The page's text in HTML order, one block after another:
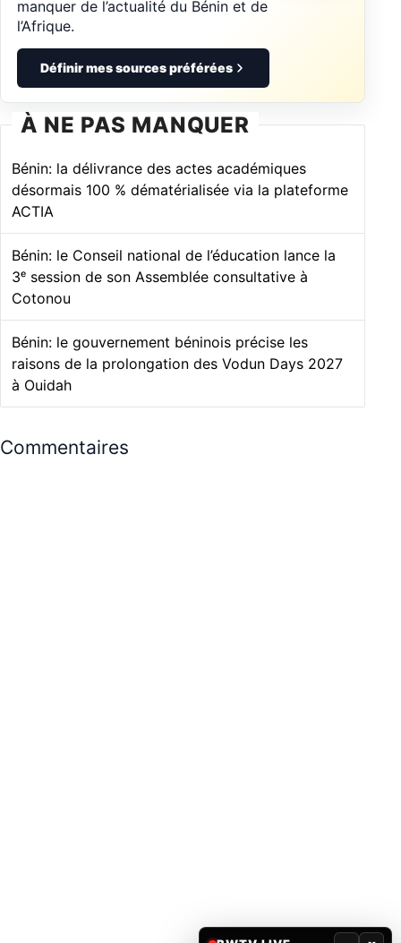
manquer de l’actualité du Bénin et de
l’Afrique.
Définir mes sources préférées
À NE PAS MANQUER
Bénin: la délivrance des actes académiques
désormais 100 % dématérialisée via la plateforme
ACTIA
Bénin: le Conseil national de l’éducation lance la
3ᵉ session de son Assemblée consultative à
Cotonou
Bénin: le gouvernement béninois précise les
raisons de la prolongation des Vodun Days 2027
à Ouidah
Commentaires